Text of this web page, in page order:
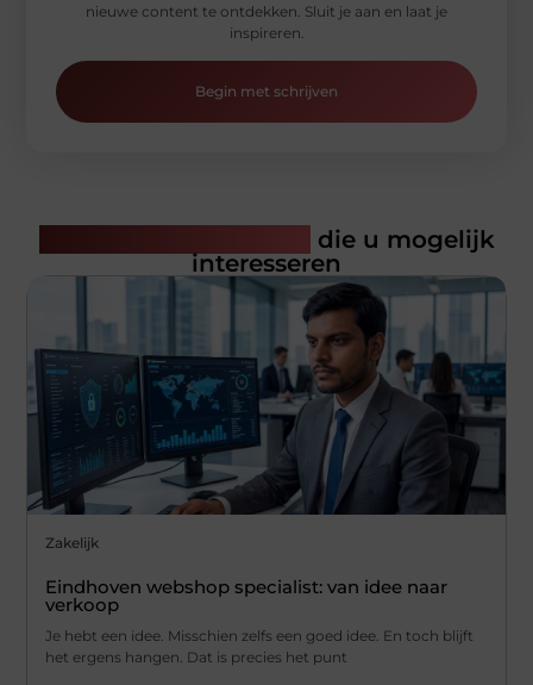
nieuwe content te ontdekken. Sluit je aan en laat je
inspireren.
Begin met schrijven
die u mogelijk
interesseren
Zakelijk
Eindhoven webshop specialist: van idee naar
verkoop
Je hebt een idee. Misschien zelfs een goed idee. En toch blijft
het ergens hangen. Dat is precies het punt